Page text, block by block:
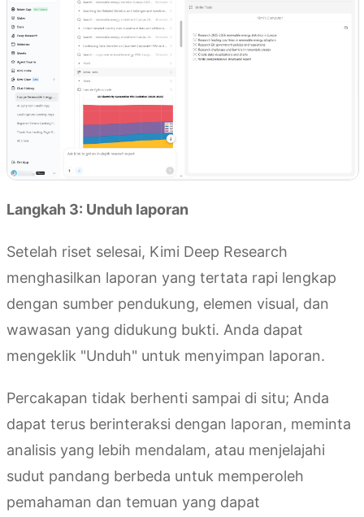
Langkah 3: Unduh laporan
Setelah riset selesai, Kimi Deep Research
menghasilkan laporan yang tertata rapi lengkap
dengan sumber pendukung, elemen visual, dan
wawasan yang didukung bukti. Anda dapat
mengeklik "Unduh" untuk menyimpan laporan.
Percakapan tidak berhenti sampai di situ; Anda
dapat terus berinteraksi dengan laporan, meminta
analisis yang lebih mendalam, atau menjelajahi
sudut pandang berbeda untuk memperoleh
pemahaman dan temuan yang dapat